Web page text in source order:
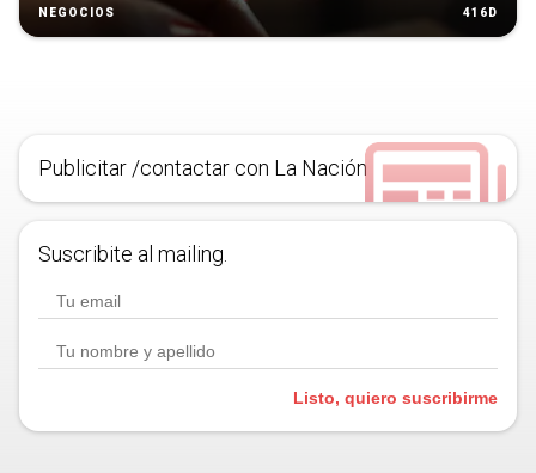
NEGOCIOS 416D
Publicitar /contactar con La Nación
Suscribite al mailing.
Listo, quiero suscribirme